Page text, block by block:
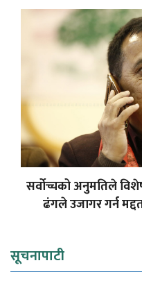
सर्वोच्चको अनुमतिले
ढंगले उजागर गर्न
सूचनापाटी